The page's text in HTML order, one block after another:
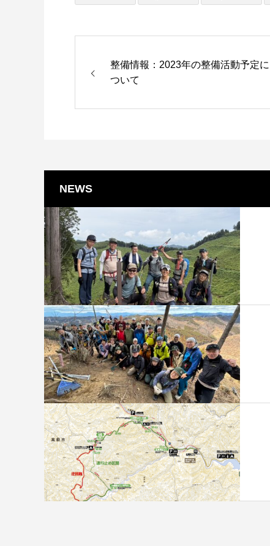
整備情報：2023年の整備活動予定に
ついて
NEWS